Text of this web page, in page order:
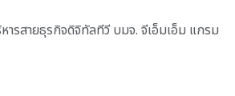
ารสายธุรกิจดิจิทัลทีวี บมจ. จีเอ็มเอ็ม แกรม